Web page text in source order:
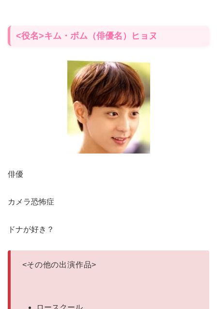
<役名>キム・ボム（俳優名）ヒョヌ
俳優
カメラ恐怖症
ドナが好き？
<その他の出演作品>